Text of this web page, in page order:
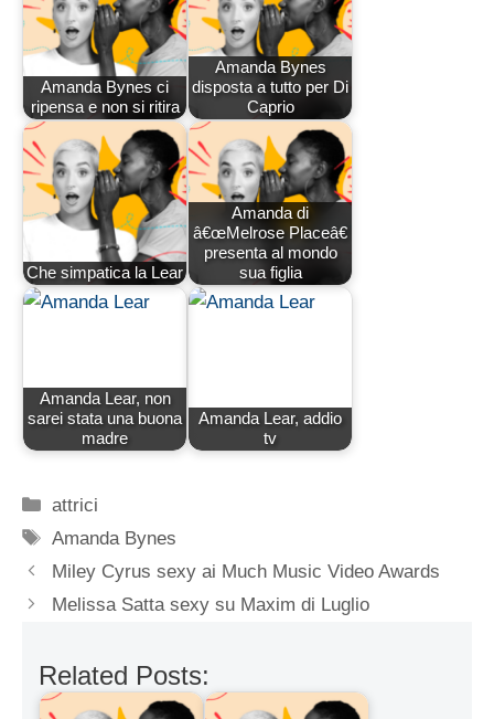
Amanda Bynes ci
ripensa e non si ritira
Amanda Bynes
disposta a tutto per Di
Caprio
Che simpatica la Lear
Amanda di
â€œMelrose Placeâ€
presenta al mondo
sua figlia
Amanda Lear, non
sarei stata una buona
madre
Amanda Lear, addio
tv
Categorie
attrici
Tag
Amanda Bynes
Miley Cyrus sexy ai Much Music Video Awards
Melissa Satta sexy su Maxim di Luglio
Related Posts: